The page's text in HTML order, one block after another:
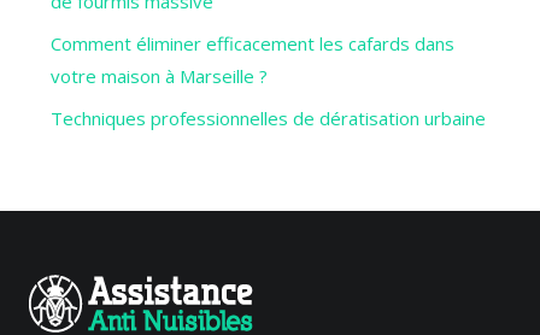
Comment éliminer efficacement les cafards dans
votre maison à Marseille ?
Techniques professionnelles de dératisation urbaine